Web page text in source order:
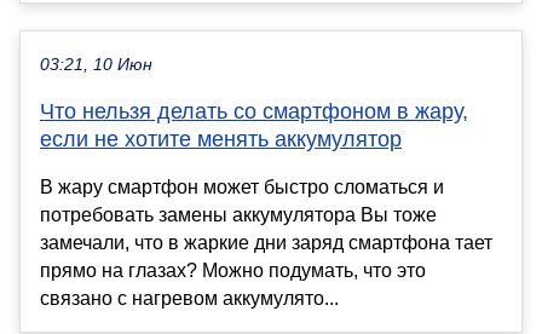
03:21, 10 Июн
Что нельзя делать со смартфоном в жару,
если не хотите менять аккумулятор
В жару смартфон может быстро сломаться и
потребовать замены аккумулятора Вы тоже
замечали, что в жаркие дни заряд смартфона тает
прямо на глазах? Можно подумать, что это
связано с нагревом аккумулято...